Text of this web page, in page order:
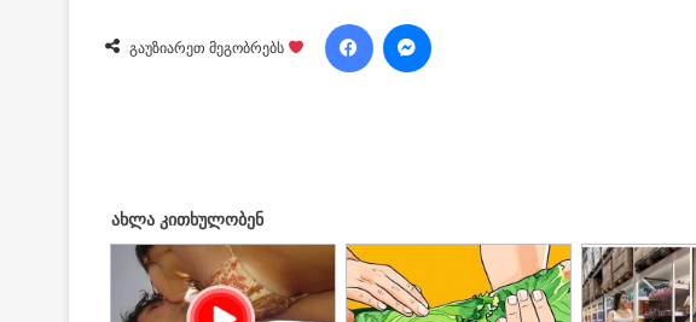
გაუზიარეთ მეგობრებს
Facebook